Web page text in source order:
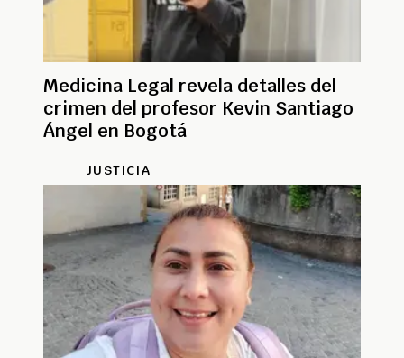
Medicina Legal revela detalles del
crimen del profesor Kevin Santiago
Ángel en Bogotá
JUSTICIA